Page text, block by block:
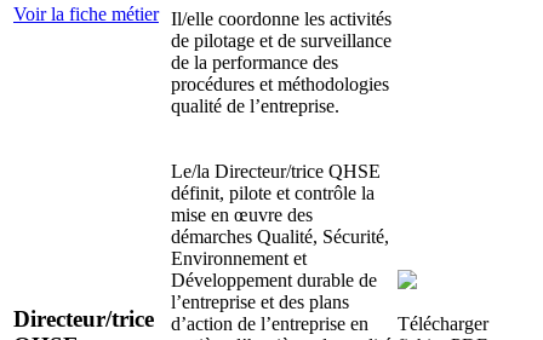
Voir la fiche métier Il/elle coordonne les activités
de pilotage et de surveillance
de la performance des
procédures et méthodologies
qualité de l’entreprise.
Directeur/trice
Le/la Directeur/trice QHSE
définit, pilote et contrôle la
mise en œuvre des
démarches Qualité, Sécurité,
Environnement et
Développement durable de
l’entreprise et des plans
d’action de l’entreprise en
Télécharger